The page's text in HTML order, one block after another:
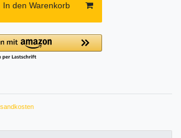
In den Warenkorb